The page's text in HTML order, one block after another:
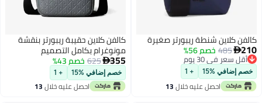
كالفن كلاين شنطة ريبورتر صغيرة
210
485خصم 56%
أقل سعر في 30 يوم
أقل سعر في 30 يوم
خصم إضافي %15 + 1
احصل عليه خلال13
اغسطس
كالفن كلاين حقيبة ريبورتر بنقشة
مونوغرام بكامل التصميم
355
625خصم 43%
خصم إضافي %15 + 1
احصل عليه خلال13
اغسطس